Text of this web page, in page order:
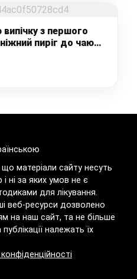
з першого
пиріг до чаю
смачно (простий
матеріали сайту несуть
ні за яких умов не є
для лікування.
веб-ресурси дозволено
на наш сайт, та не більше
належать їх